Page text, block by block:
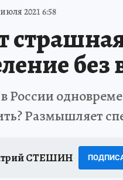
ИСПЫТАНО НА СЕБЕ
2021 6:58
без
России
Размышляет
СТЕШИН